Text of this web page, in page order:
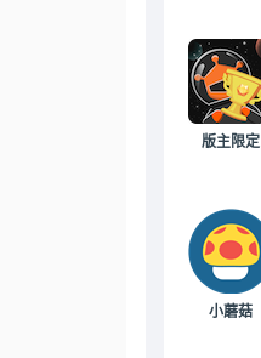
版主限定
小蘑菇